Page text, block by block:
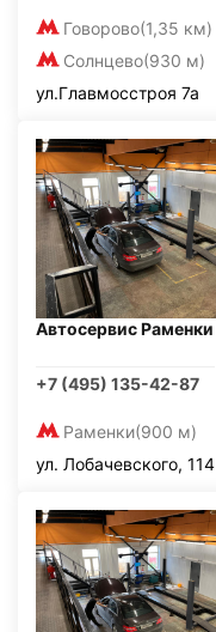
Говорово(1,35 км)
Солнцево(930 м)
ул.Главмосстроя 7а
Автосервис Раменки
+7 (495) 135-42-87
Раменки(900 м)
ул. Лобачевского, 114